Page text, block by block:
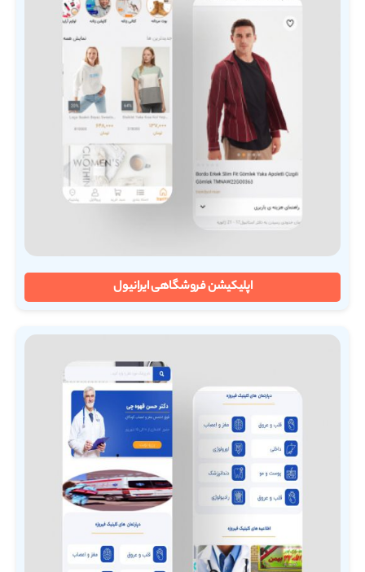
اپلیکیشن فروشگاهی ایرانیول